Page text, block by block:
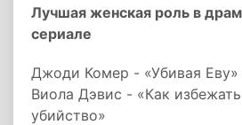
Лучшая женская роль в
сериале
Джоди Комер - «Убивая Еву»
Виола Дэвис - «Как избежать
убийство»